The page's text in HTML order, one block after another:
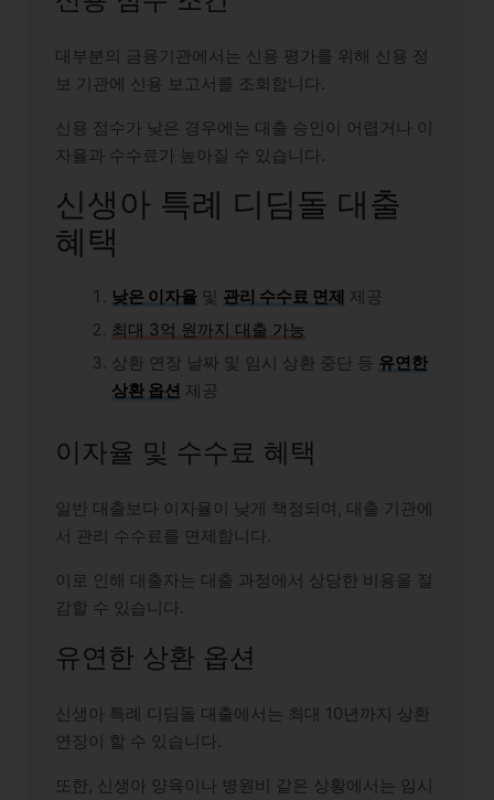
대부분의 금융기관에서는 신용 평가를 위해 신용 정
보 기관에 신용 보고서를 조회합니다.
신용 점수가 낮은 경우에는 대출 승인이 어렵거나 이
자율과 수수료가 높아질 수 있습니다.
신생아 특례 디딤돌 대출
혜택
낮은 이자율 및 관리 수수료 면제 제공
최대 3억 원까지 대출 가능
상환 연장 날짜 및 임시 상환 중단 등 유연한
상환 옵션 제공
이자율 및 수수료 혜택
일반 대출보다 이자율이 낮게 책정되며, 대출 기관에
서 관리 수수료를 면제합니다.
이로 인해 대출자는 대출 과정에서 상당한 비용을 절
감할 수 있습니다.
유연한 상환 옵션
신생아 특례 디딤돌 대출에서는 최대 10년까지 상환
연장이 할 수 있습니다.
또한, 신생아 양육이나 병원비 같은 상황에서는 임시